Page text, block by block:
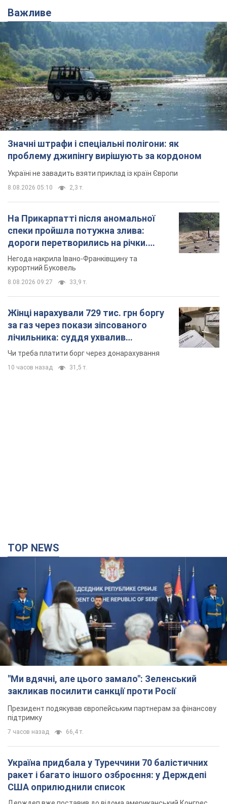
Значні штрафи і спеціальні полігони: як
проблему джипінгу вирішують за кордоном
Україні не завадить взяти приклад із країн Європи
8.08.2026 05:10 2,3 т.
На Прикарпатті після аномальної
спеки пройшла потужна злива:
дороги перетворились на річки.
Відео
Негода накрила Івано-Франківщину та
за газ через покази зіпсованого
лічильника: суддя ухвалив
неочікуване рішення
10 часов назад 31,5 т.
"Ми вдячні, але цього замало": Зеленський
закликав посилити санкції проти Росії
Президент подякував європейським партнерам за фінансову
підтримку
7 часов назад 66,4 т.
Україна придбала у Туреччини 70 балістичних
ракет і багато іншого озброєння: у Держдепі
США оприлюднили список
4 часа назад
"Нас почули на одне вухо": у містах України 24-й
день поспіль тривають мітинги на підтримку
Федорова. Фото і відео
Антиурядові виступи з вимогою повернути Федорова досі